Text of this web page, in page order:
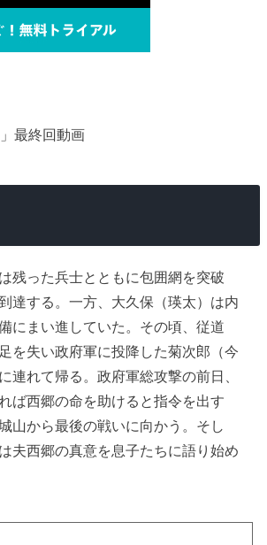
最終回動画
残った兵士とともに包囲網を突破
達する。一方、大久保（瑛太）は内
にまい進していた。その頃、従道
を失い政府軍に投降した菊次郎（今
連れて帰る。政府軍総攻撃の前日、
ば西郷の命を助けると指令を出す
山から最後の戦いに向かう。そし
夫西郷の真意を息子たちに語り始め